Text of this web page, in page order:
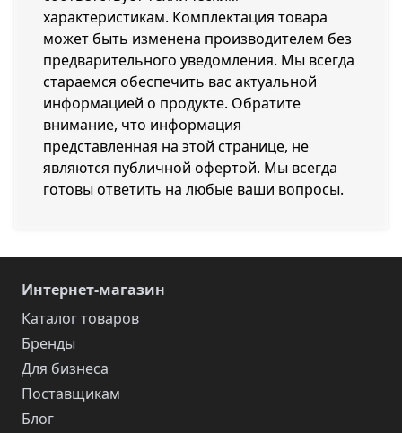
характеристикам. Комплектация товара
может быть изменена производителем без
предварительного уведомления. Мы всегда
стараемся обеспечить вас актуальной
информацией о продукте. Обратите
внимание, что информация
представленная на этой странице, не
являются публичной офертой. Мы всегда
готовы ответить на любые ваши вопросы.
Интернет-магазин
Каталог товаров
Бренды
Для бизнеса
Поставщикам
Блог